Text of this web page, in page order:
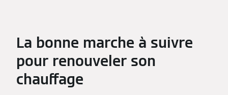
La bonne marche à suivre
pour renouveler son
chauffage